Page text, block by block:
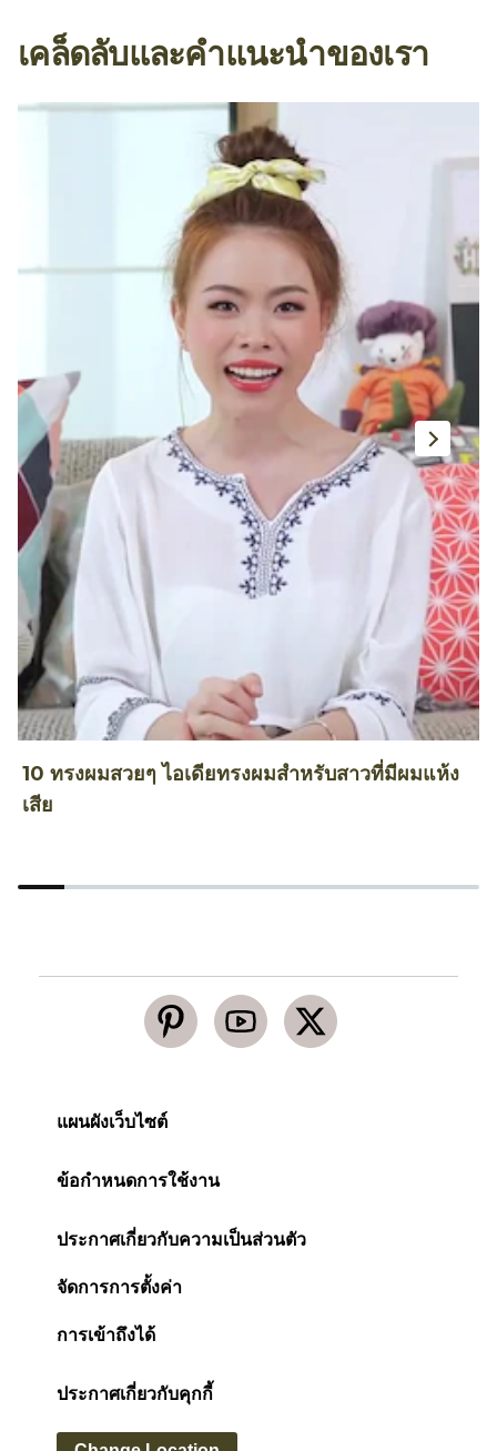
เคล็ดลับและคำแนะนำของเรา
10 ทรงผมสวยๆ ไอเดียทรงผมสำหรับสาวที่มีผมแห้ง
เสีย
แผนผังเว็บไซต์
ข้อกำหนดการใช้งาน
ประกาศเกี่ยวกับความเป็นส่วนตัว
จัดการการตั้งค่า
การเข้าถึงได้
ประกาศเกี่ยวกับคุกกี้